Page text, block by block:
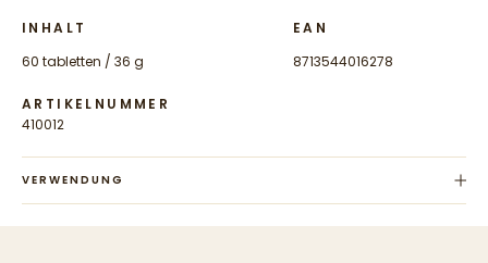
INHALT
60 tabletten / 36 g
EAN
8713544016278
ARTIKELNUMMER
410012
VERWENDUNG